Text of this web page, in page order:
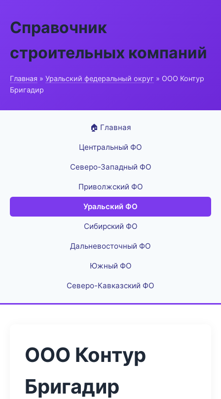
Справочник
строительных компаний
Главная » Уральский федеральный округ » ООО Контур
Бригадир
🏠 Главная
Центральный ФО
Северо-Западный ФО
Приволжский ФО
Уральский ФО
Сибирский ФО
Дальневосточный ФО
Южный ФО
Северо-Кавказский ФО
ООО Контур
Бригадир